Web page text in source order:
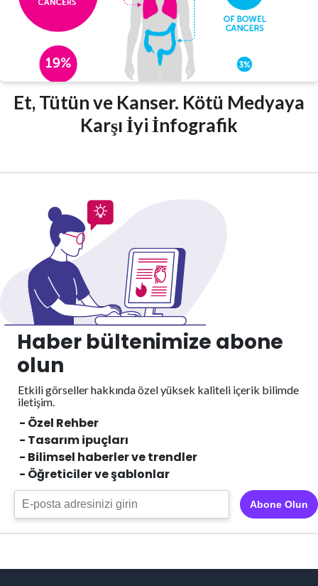
Et, Tütün ve Kanser. Kötü Medyaya
Karşı İyi İnfografik
Haber bültenimize abone
olun
Etkili görseller hakkında özel yüksek kaliteli içerik bilimde
iletişim.
- Özel Rehber
- Tasarım ipuçları
- Bilimsel haberler ve trendler
- Öğreticiler ve şablonlar
Abone Olun